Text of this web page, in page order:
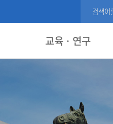
교육 · 연구